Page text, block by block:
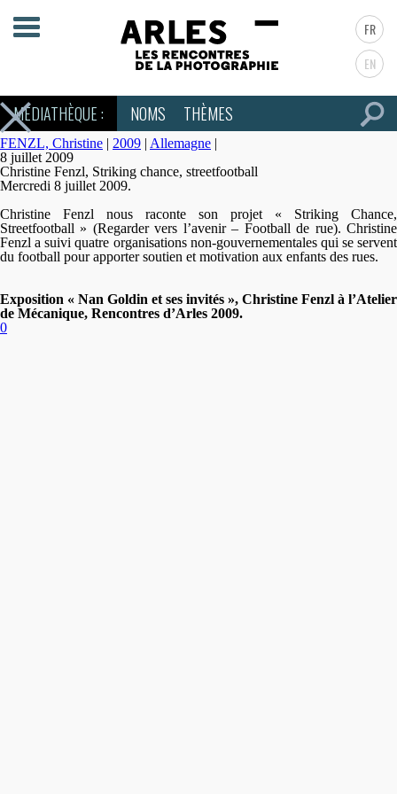
FR
EN
MÉDIATHÈQUE : NOMS THÈMES
FENZL, Christine | 2009 | Allemagne |
8 juillet 2009
Christine Fenzl, Striking chance, streetfootball
Mercredi 8 juillet 2009.
Christine Fenzl nous raconte son projet « Striking Chance,
Streetfootball » (Regarder vers l’avenir – Football de rue). Christine
Fenzl a suivi quatre organisations non-gouvernementales qui se servent
du football pour apporter soutien et motivation aux enfants des rues.
Exposition « Nan Goldin et ses invités », Christine Fenzl à l’Atelier
de Mécanique, Rencontres d’Arles 2009.
0